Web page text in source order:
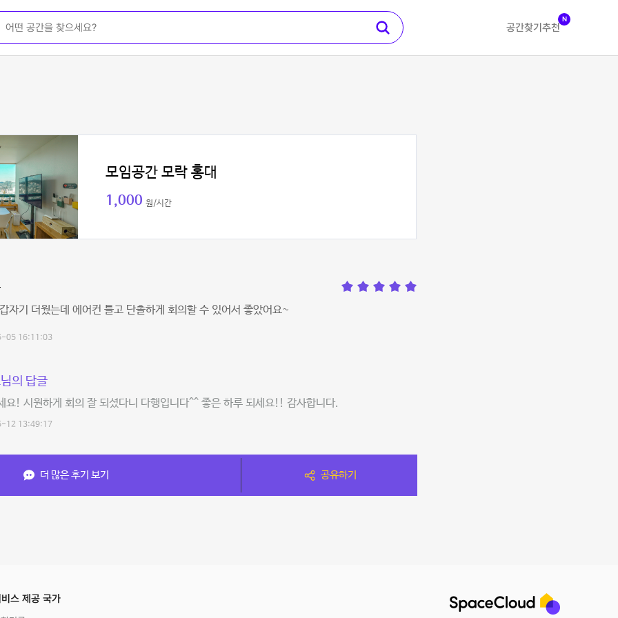
공간찾기 추천
N
모임공간 모락 홍대
1,000 원/시간
자기 더웠는데 에어컨 틀고 단촐하게 회의할 수 있어서 좋았어요~
05 16:11:03
의 답글
요! 시원하게 회의 잘 되셨다니 다행입니다^^ 좋은 하루 되세요!! 감사합니다.
12 13:49:17
더 많은 후기 보기 공유하기
스 제공 국가